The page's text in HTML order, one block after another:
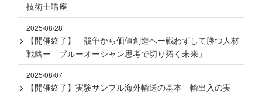
技術士講座
2025/08/28
【開催終了】 競争から価値創造へー戦わずして勝つ人材
戦略ー「ブルーオーシャン思考で切り拓く未来」
2025/08/07
【開催終了】実験サンプル海外輸送の基本 輸出入の実